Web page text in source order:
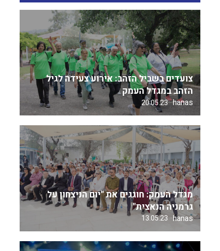
צועדים בשביל הזהב: אירוע צעידה לגיל
הזהב במגדל העמק
hanas
20.05.23
מגדל העמק: חוגגים את "יום הניצחון על
גרמניה הנאצית"
hanas
13.05.23